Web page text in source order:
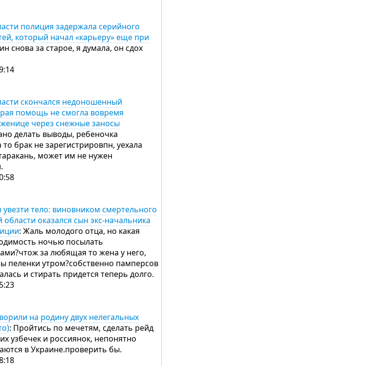
полиция задержала серийного
который начал «карьеру» еще при
снова за старое, я думала, он сдох
скончался недоношенный
помощь не смогла вовремя
через снежные заносы
делать выводы, ребеночка
брак не зарегистрировпн, уехала
может им не нужен
тело: виновником смертельного
оказался сын экс-начальника
: Жаль молодого отца, но какая
ночью посылать
за любящая то жена у него,
пеленки утром?собственно памперсов
и стирать придется теперь долго.
на родину двух нелегальных
: Пройтись по мечетям, сделать рейд
узбечек и россиянок, непонятно
в Украине.проверить бы.